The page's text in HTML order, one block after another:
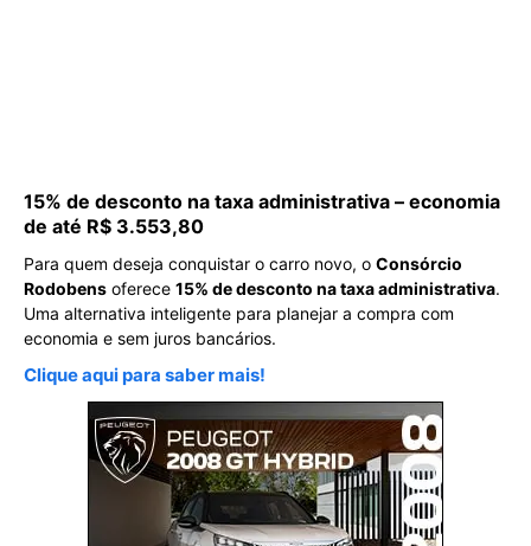
15% de desconto na taxa administrativa – economia
de até R$ 3.553,80
Para quem deseja conquistar o carro novo, o Consórcio
Rodobens oferece 15% de desconto na taxa administrativa.
Uma alternativa inteligente para planejar a compra com
economia e sem juros bancários.
Clique aqui para saber mais!